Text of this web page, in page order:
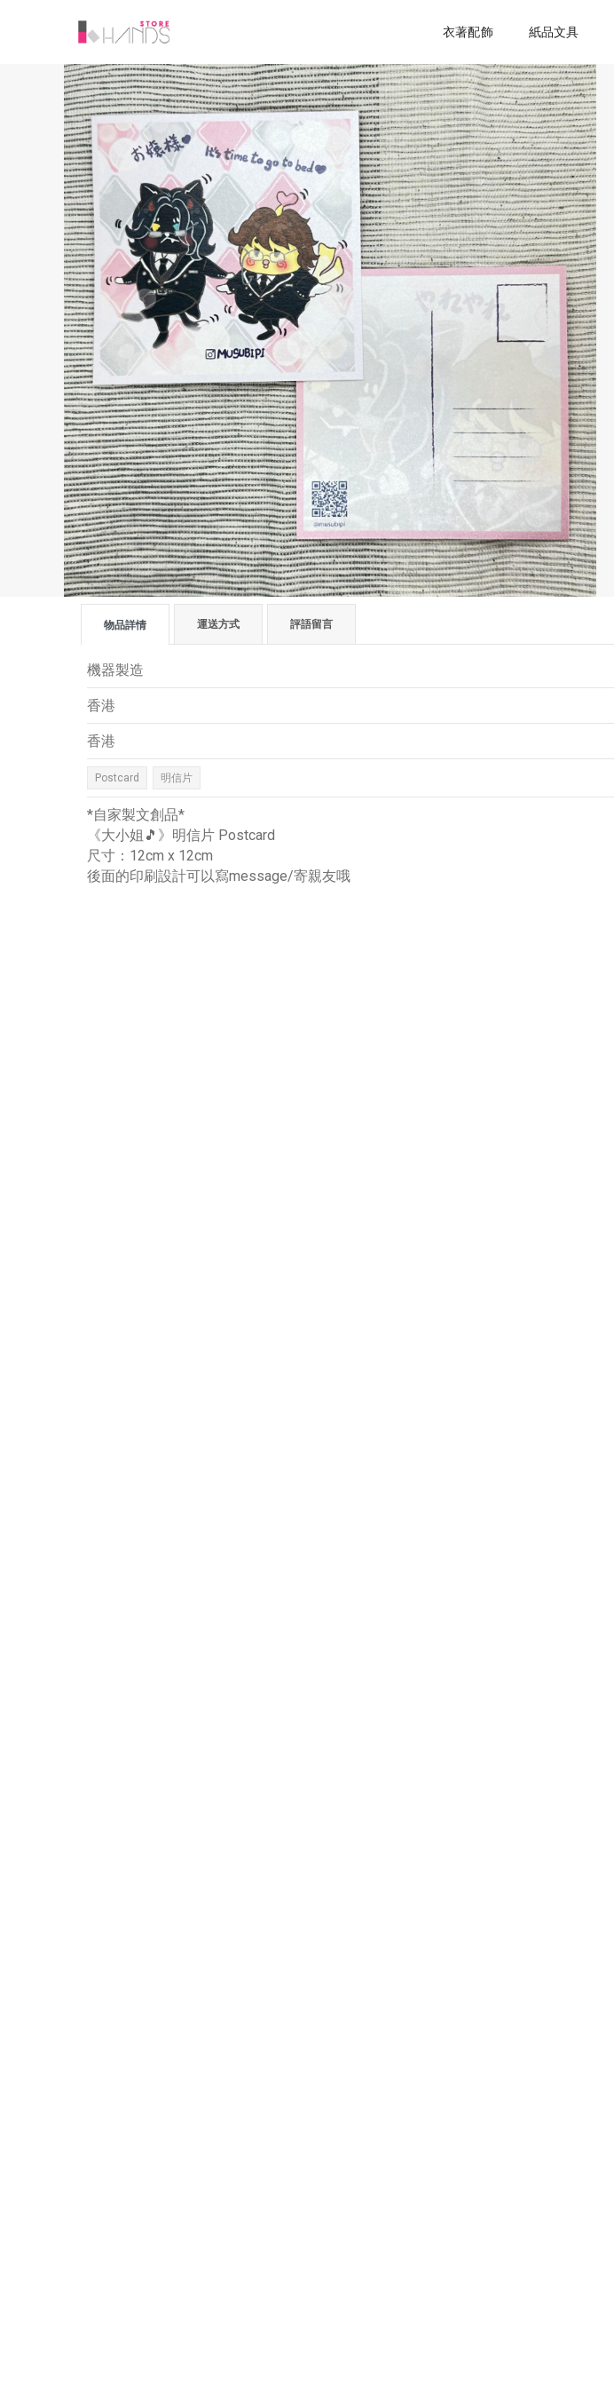
衣著配飾 紙品文具
物品詳情 運送方式 評語留言
機器製造
香港
香港
Postcard 明信片
*自家製文創品*
《大小姐🎵》明信片 Postcard
尺寸：12cm x 12cm
後面的印刷設計可以寫message/寄親友哦